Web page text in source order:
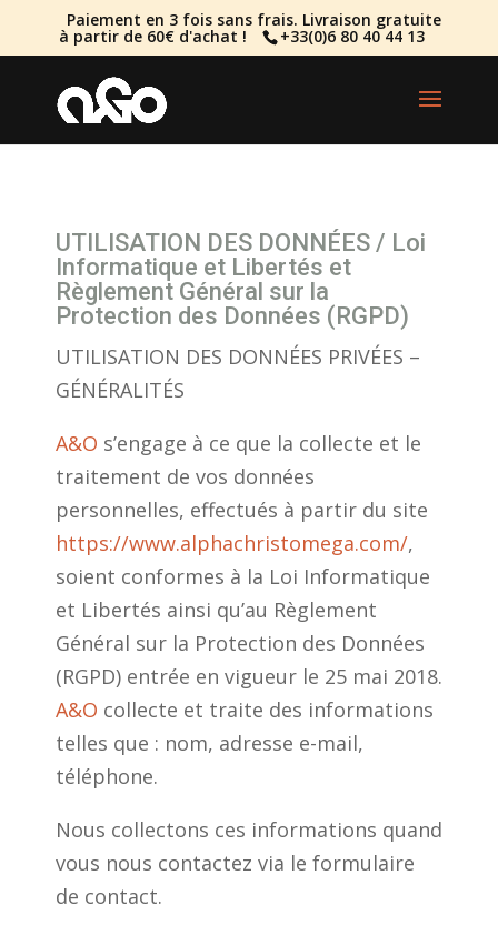
Paiement en 3 fois sans frais. Livraison gratuite
à partir de 60€ d'achat ! +33(0)6 80 40 44 13
UTILISATION DES DONNÉES / Loi
Informatique et Libertés et
Règlement Général sur la
Protection des Données (RGPD)
UTILISATION DES DONNÉES PRIVÉES –
GÉNÉRALITÉS
A&O s’engage à ce que la collecte et le
traitement de vos données
personnelles, effectués à partir du site
https://www.alphachristomega.com/,
soient conformes à la Loi Informatique
et Libertés ainsi qu’au Règlement
Général sur la Protection des Données
(RGPD) entrée en vigueur le 25 mai 2018.
A&O collecte et traite des informations
telles que : nom, adresse e-mail,
téléphone.
Nous collectons ces informations quand
vous nous contactez via le formulaire
de contact.